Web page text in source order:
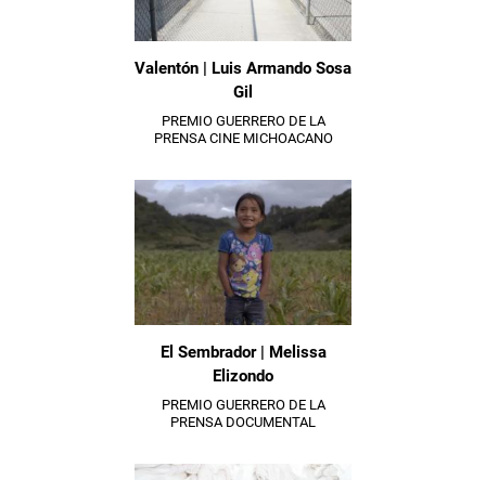
Valentón | Luis Armando Sosa
Gil
PREMIO GUERRERO DE LA
PRENSA CINE MICHOACANO
El Sembrador | Melissa
Elizondo
PREMIO GUERRERO DE LA
PRENSA DOCUMENTAL